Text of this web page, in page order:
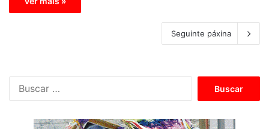
Seguinte páxina
c